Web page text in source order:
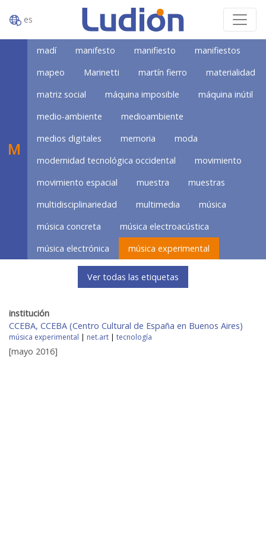
es
M
madí manifesto manifiesto
manifiestos
mapeo
Marinetti martín fierro
materialidad
matriz social
máquina imposible
máquina inútil
medio-ambiente
medioambiente
medios digitales
memoria
moda
modernidad tecnológica occidental
movimiento
movimiento espacial
muestra
muestras
multidisciplinariedad
multimedia
música
música concreta
música electroacústica
música electrónica
música experimental
Ver todas las etiquetas
institución
CCEBA, CCEBA (Centro Cultural de España en Buenos Aires)
música experimental | net.art | tecnología
[mayo 2016]